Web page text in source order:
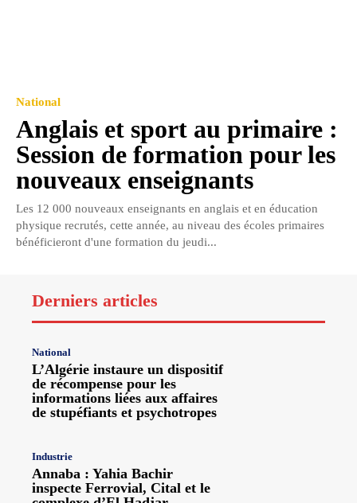
National
Anglais et sport au primaire :
Session de formation pour les
nouveaux enseignants
Les 12 000 nouveaux enseignants en anglais et en éducation
physique recrutés, cette année, au niveau des écoles primaires
bénéficieront d'une formation du jeudi...
Derniers articles
National
L’Algérie instaure un dispositif
de récompense pour les
informations liées aux affaires
de stupéfiants et psychotropes
Industrie
Annaba : Yahia Bachir
inspecte Ferrovial, Cital et le